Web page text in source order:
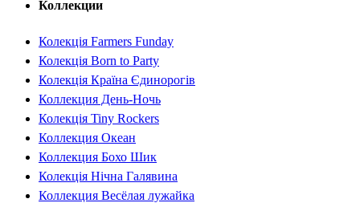
Коллекции
Колекція Farmers Funday
Колекція Born to Party
Колекція Країна Єдинорогів
Коллекция День-Ночь
Колекція Tiny Rockers
Коллекция Океан
Коллекция Бохо Шик
Колекція Нічна Галявина
Коллекция Весёлая лужайка